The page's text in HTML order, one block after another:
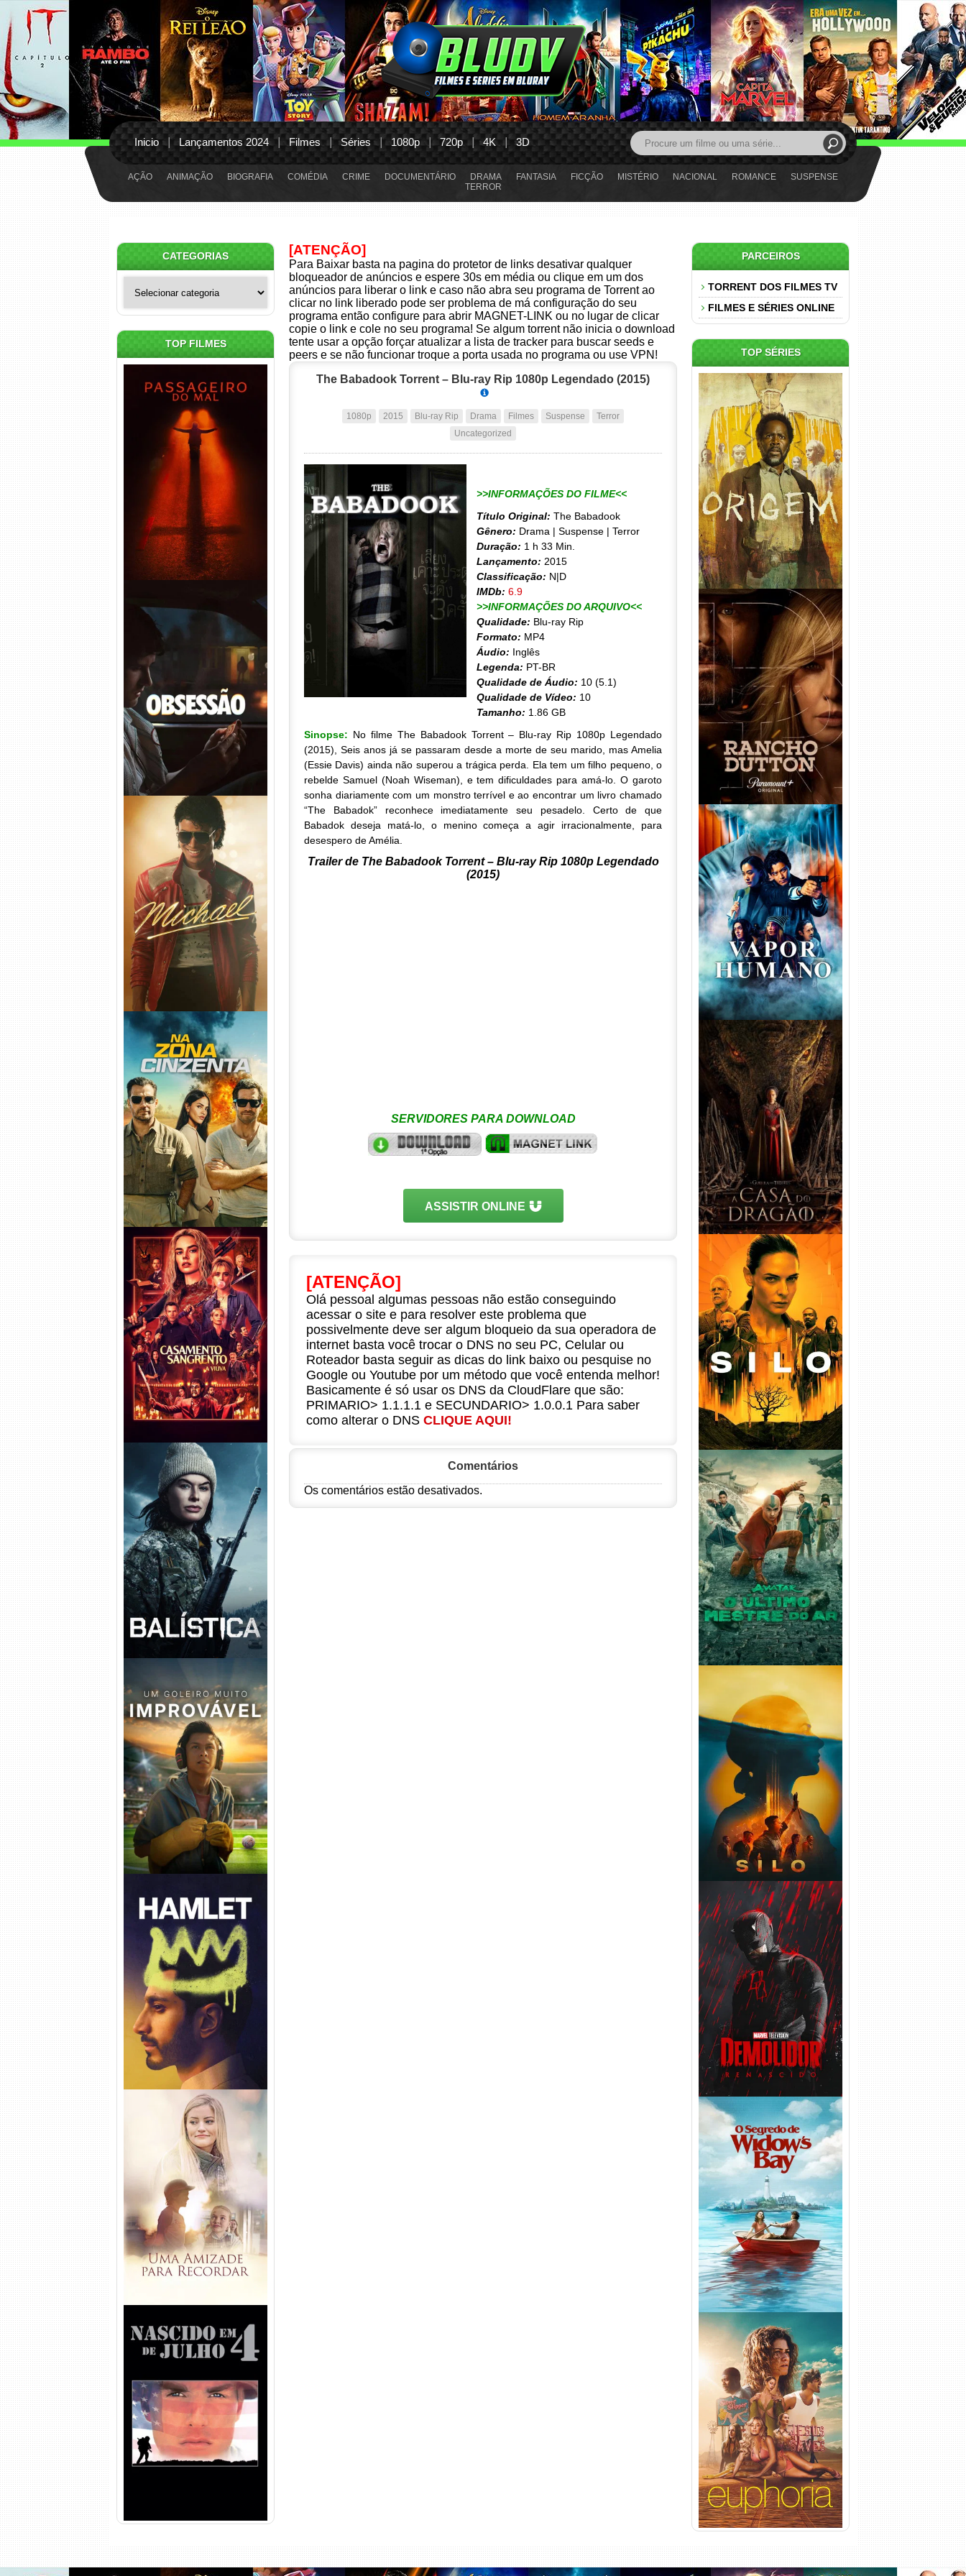
Inicio Lançamentos 2024 Filmes Séries 1080p 720p 4K 3D
AÇÃO ANIMAÇÃO BIOGRAFIA COMÉDIA CRIME DOCUMENTÁRIO DRAMA FANTASIA FICÇÃO MISTÉRIO NACIONAL ROMANCE
SUSPENSE
TERROR
[ATENÇÃO]
Para Baixar basta na pagina do protetor de links desativar qualquer
bloqueador de anúncios e espere 30s em média ou clique em um dos
anúncios para liberar o link e caso não abra seu programa de Torrent ao
clicar no link liberado pode ser problema de má configuração do seu
programa então configure para abrir MAGNET-LINK ou no lugar de clicar
copie o link e cole no seu programa! Se algum torrent não inicia o download
tente usar a opção forçar atualizar a lista de tracker para buscar seeds e
peers e se não funcionar troque a porta usada no programa ou use VPN!
The Babadook Torrent – Blu-ray Rip 1080p Legendado (2015)
1080p 2015 Blu-ray Rip Drama Filmes Suspense
Terror
Uncategorized
>>INFORMAÇÕES DO FILME<<
Título Original: The Babadook
Gênero: Drama | Suspense | Terror
Duração: 1 h 33 Min.
Lançamento: 2015
Classificação: N|D
IMDb: 6.9
>>INFORMAÇÕES DO ARQUIVO<<
Qualidade: Blu-ray Rip
Formato: MP4
Áudio: Inglês
Legenda: PT-BR
Qualidade de Áudio: 10 (5.1)
Qualidade de Vídeo: 10
Tamanho: 1.86 GB
Sinopse: No filme The Babadook Torrent – Blu-ray Rip 1080p Legendado
(2015), Seis anos já se passaram desde a morte de seu marido, mas Amelia
(Essie Davis) ainda não superou a trágica perda. Ela tem um filho pequeno, o
rebelde Samuel (Noah Wiseman), e tem dificuldades para amá-lo. O garoto
sonha diariamente com um monstro terrível e ao encontrar um livro chamado
“The Babadok” reconhece imediatamente seu pesadelo. Certo de que
Babadok deseja matá-lo, o menino começa a agir irracionalmente, para
desespero de Amélia.
Trailer de The Babadook Torrent – Blu-ray Rip 1080p Legendado
(2015)
SERVIDORES PARA DOWNLOAD
ASSISTIR ONLINE
[ATENÇÃO]
Olá pessoal algumas pessoas não estão conseguindo
acessar o site e para resolver este problema que
possivelmente deve ser algum bloqueio da sua operadora de
internet basta você trocar o DNS no seu PC, Celular ou
Roteador basta seguir as dicas do link baixo ou pesquise no
Google ou Youtube por um método que você entenda melhor!
Basicamente é só usar os DNS da CloudFlare que são:
PRIMARIO> 1.1.1.1 e SECUNDARIO> 1.0.0.1 Para saber
como alterar o DNS CLIQUE AQUI!
Comentários
Os comentários estão desativados.
CATEGORIAS
TOP FILMES
Passageiro do Mal Torrent
(2026) WEB-DL 1080p Dual
Áudio
Obsessão Torrent (2026)
WEB-DL 1080p/4K Dual
Áudio
Michael Torrent (2026) WEB-
DL 1080p/4K Dual Áudio
Na Zona Cinzenta Torrent
(2026) WEB-DL 1080p/4K
Dual Áudio
Casamento Sangrento: A
Viúva Torrent (2026) WEB-DL
720p/1080p/4K Dual Áudio
Balística Torrent (2025) WEB-
DL 1080p Dual Áudio
Um Goleiro Muito Improvável
Torrent (2026) WEB-DL 1080p
Dual Áudio
Hamlet Torrent (2026) WEB-
DL 1080p Dual Áudio
Uma Amizade para Recordar
Torrent (2025) WEB-DL 1080p
Dual Áudio
Nascido em 4 de Julho
Torrent (1989) WEB-DL 1080p
Dual Áudio
PARCEIROS
TORRENT DOS FILMES TV
FILMES E SÉRIES ONLINE
TOP SÉRIES
Origem 4ª Temporada Torrent
(2026) WEB-DL 1080p/4K
Dual Áudio
Rancho Dutton 1ª
Temporada Torrent (2026)
WEB-DL 1080p Dual Áudio
Vapor Humano 1ª Temporada
Torrent (2026) WEB-DL 1080p
Dual Áudio
A Casa do Dragão 1ª
Temporada Torrent (2022)
WEB-DL 720p/1080p Dual
Áudio
Silo 1ª Temporada Torrent
(2023) WEB-DL
720p/1080p/4K Dual Áudio
Avatar: O Último Mestre do
Ar 2ª Temporada Torrent
(2026) WEB-DL 1080p Dual
Áudio
Silo 2ª Temporada (2024)
WEB-DL 1080p Dual Áudio
Demolidor: Renascido 2ª
Temporada (2026) WEB-DL
1080p Dual Áudio
O Segredo de Widow’s Bay
1ª Temporada Torrent (2026)
WEB-DL 1080p Dual Áudio
Euphoria 3ª Temporada
Torrent (2026) WEB-DL 1080p
Dual Áudio